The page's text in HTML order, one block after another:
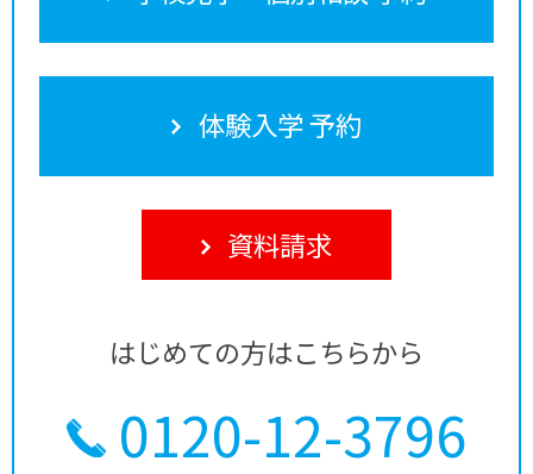
体験入学 予約
資料請求
はじめての方はこちらから
0120-12-3796